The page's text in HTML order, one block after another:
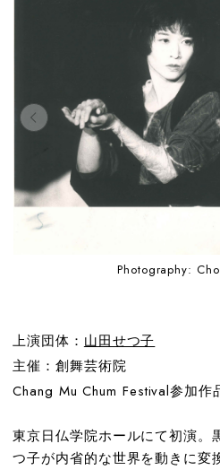
Photography:
上演団体： 山田せつ子
主催：創舞芸術院
Chang Mu Chum Festival参加作
東京日仏学院ホールにて初演。
つ子が内省的な世界を動きに変